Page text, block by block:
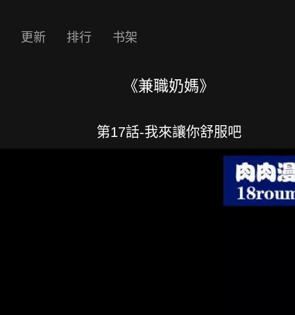
更新 排行 书架
《兼職奶媽》
第17話-我來讓你舒服吧